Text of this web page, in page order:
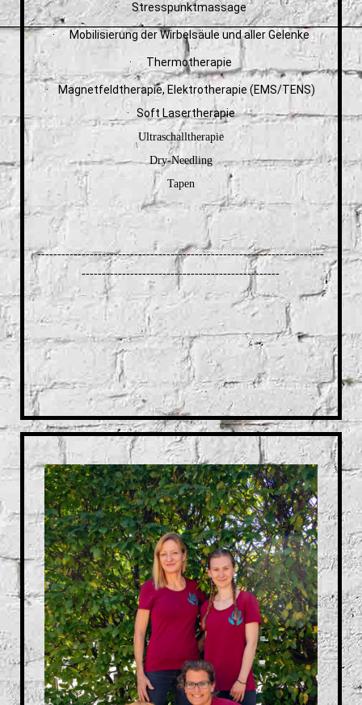
· Stresspunktmassage
· Mobilisierung der Wirbelsäule und aller Gelenke
· Thermotherapie
· Magnetfeldtherapie, Elektrotherapie (EMS/TENS)
· Soft Lasertherapie
Ultraschalltherapie
Dry-Needling
Tapen
-----------------------------------------------------------------------
-------------------------------------------------